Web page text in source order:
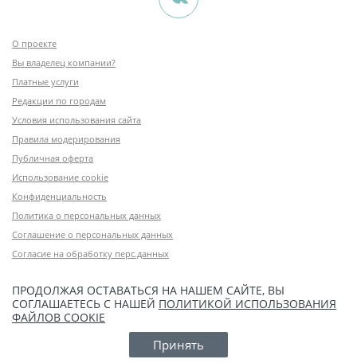
О проекте
Вы владелец компании?
Платные услуги
Редакции по городам
Условия использования сайта
Правила модерирования
Публичная оферта
Использование cookie
Конфиденциальность
Политика о персональных данных
Соглашение о персональных данных
Согласие на обработку перс.данных
ПРОДОЛЖАЯ ОСТАВАТЬСЯ НА НАШЕМ САЙТЕ, ВЫ
СОГЛАШАЕТЕСЬ С НАШЕЙ ПОЛИТИКОЙ ИСПОЛЬЗОВАНИЯ
ФАЙЛОВ COOKIE
Принять